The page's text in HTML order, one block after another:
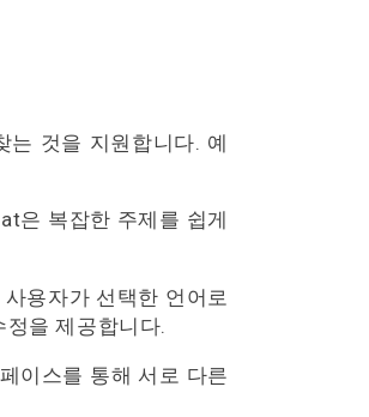
는 것을 지원합니다. 예
은 복잡한 주제를 쉽게
용자가 선택한 언어로
을 제공합니다.
이스를 통해 서로 다른